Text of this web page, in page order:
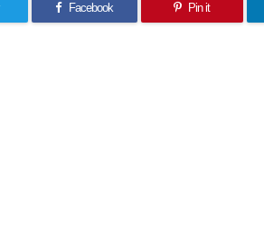
Facebook Pin it